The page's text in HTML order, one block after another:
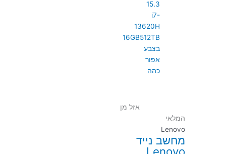
אזל מן
המלאי
Lenovo
מחשב נייד